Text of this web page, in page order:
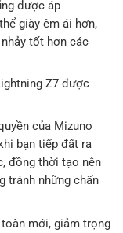
được áp
giày êm ái hơn,
tốt hơn các
Z7 được
của Mizuno
bạn tiếp đất ra
đồng thời tạo nên
tránh những chấn
mới, giảm trọng